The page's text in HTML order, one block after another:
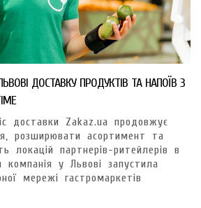
ДОСТАВКУ ПРОДУКТІВ ТА НАПОЇВ З
доставки Zakaz.ua продовжує
розширювати асортимент та
локацій партнерів-ритейлерів в
компанія у Львові запустила
мережі гастромаркетів